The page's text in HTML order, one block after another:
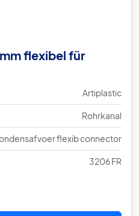
flexibel für
Artiplastic
Rohrkanal
flexib connector
3206 FR